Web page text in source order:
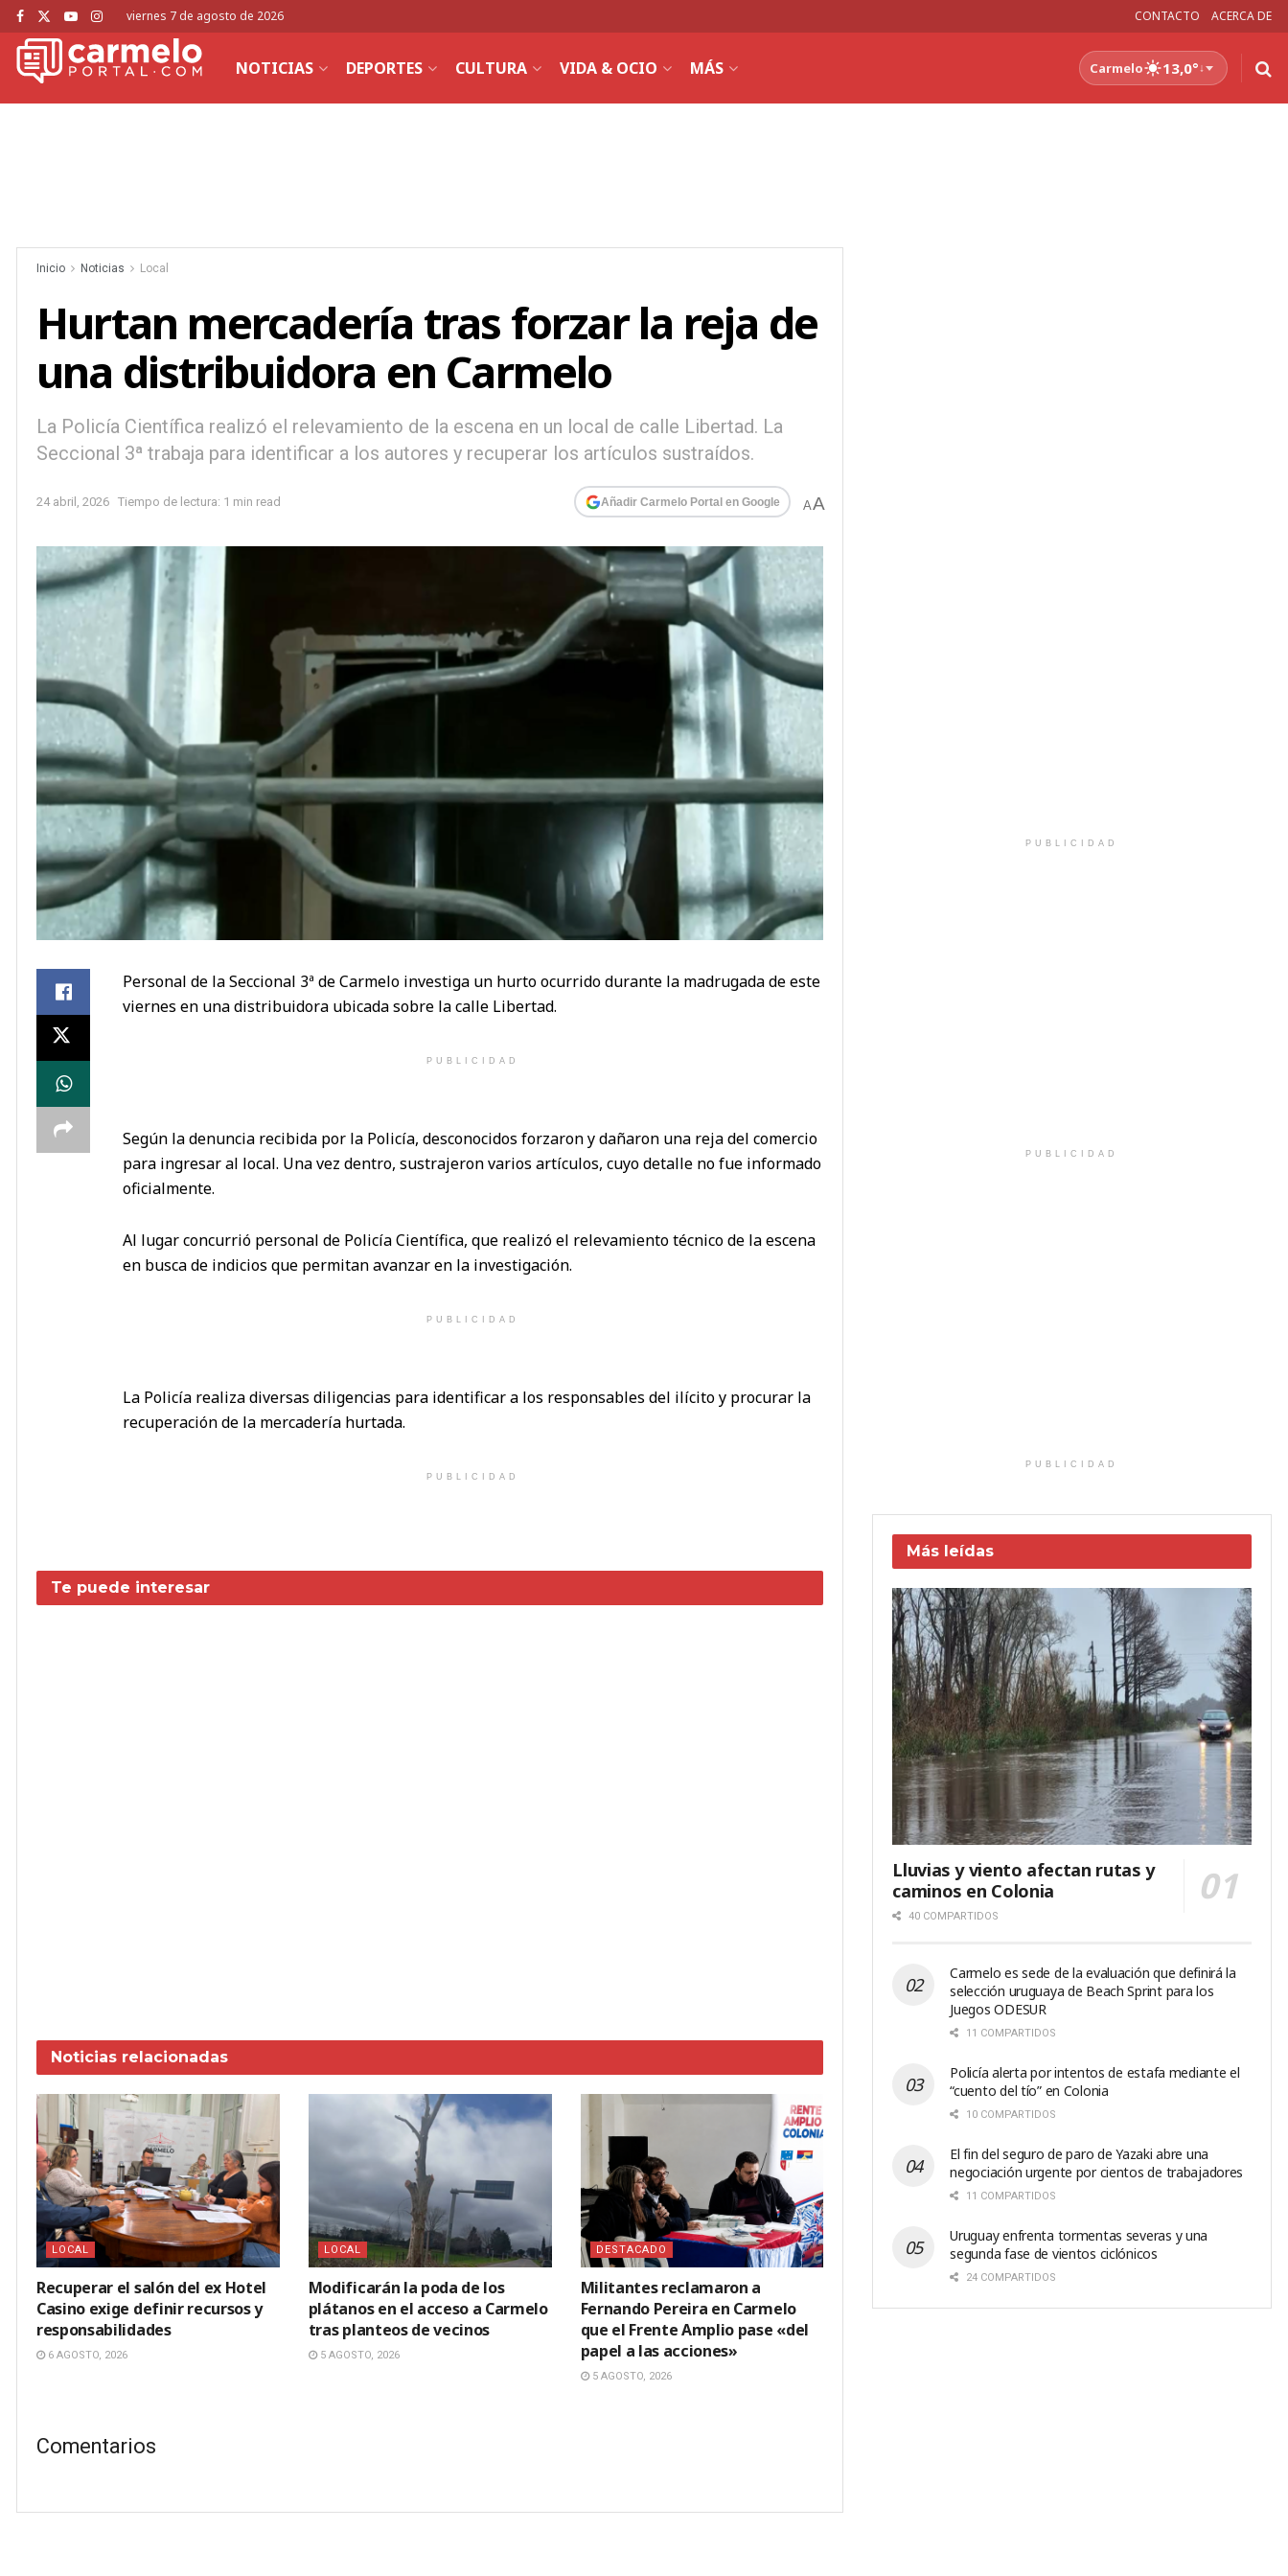
viernes 7 de agosto de 2026 CONTACTO ACERCA DE
NOTICIAS DEPORTES CULTURA VIDA & OCIO MÁS Carmelo 13,0°↓
Inicio Noticias Local
Hurtan mercadería tras forzar la reja de
una distribuidora en Carmelo
La Policía Científica realizó el relevamiento de la escena en un local de calle Libertad. La
Seccional 3ª trabaja para identificar a los autores y recuperar los artículos sustraídos.
24 abril, 2026 Tiempo de lectura: 1 min read Añadir Carmelo Portal en Google AA
Personal de la Seccional 3ª de Carmelo investiga un hurto ocurrido durante la madrugada de este
viernes en una distribuidora ubicada sobre la calle Libertad.
PUBLICIDAD
Según la denuncia recibida por la Policía, desconocidos forzaron y dañaron una reja del comercio
para ingresar al local. Una vez dentro, sustrajeron varios artículos, cuyo detalle no fue informado
oficialmente.
Al lugar concurrió personal de Policía Científica, que realizó el relevamiento técnico de la escena
en busca de indicios que permitan avanzar en la investigación.
PUBLICIDAD
La Policía realiza diversas diligencias para identificar a los responsables del ilícito y procurar la
recuperación de la mercadería hurtada.
PUBLICIDAD
Te puede interesar
Noticias relacionadas
LOCAL
Recuperar el salón del ex Hotel
Casino exige definir recursos y
responsabilidades
6 AGOSTO, 2026
LOCAL
Modificarán la poda de los
plátanos en el acceso a Carmelo
tras planteos de vecinos
5 AGOSTO, 2026
DESTACADO
Militantes reclamaron a
Fernando Pereira en Carmelo
que el Frente Amplio pase «del
papel a las acciones»
5 AGOSTO, 2026
Comentarios
PUBLICIDAD
PUBLICIDAD
PUBLICIDAD
Más leídas
Lluvias y viento afectan rutas y
caminos en Colonia
40 COMPARTIDOS
Carmelo es sede de la evaluación que definirá la
selección uruguaya de Beach Sprint para los
Juegos ODESUR
11 COMPARTIDOS
Policía alerta por intentos de estafa mediante el
“cuento del tío” en Colonia
10 COMPARTIDOS
El fin del seguro de paro de Yazaki abre una
negociación urgente por cientos de trabajadores
11 COMPARTIDOS
Uruguay enfrenta tormentas severas y una
segunda fase de vientos ciclónicos
24 COMPARTIDOS